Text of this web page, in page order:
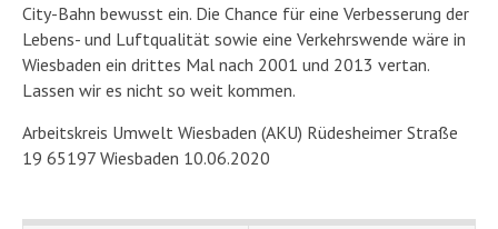
City-Bahn bewusst ein. Die Chance für eine Verbesserung der
Lebens- und Luftqualität sowie eine Verkehrswende wäre in
Wiesbaden ein drittes Mal nach 2001 und 2013 vertan.
Lassen wir es nicht so weit kommen.
Arbeitskreis Umwelt Wiesbaden (AKU) Rüdesheimer Straße
19 65197 Wiesbaden 10.06.2020